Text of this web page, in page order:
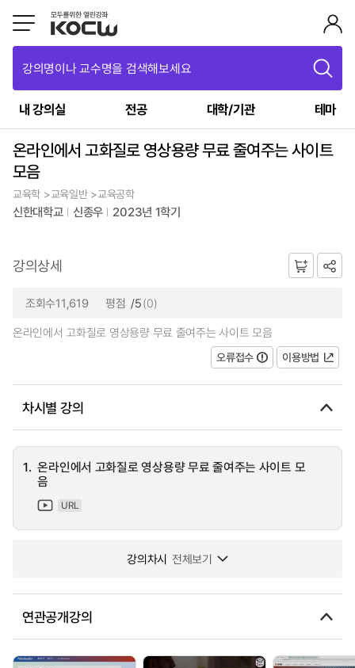
강의명이나 교수명을 검색해보세요
내 강의실 전공 대학/기관 테마
온라인에서 고화질로 영상용량 무료 줄여주는 사이트
모음
교육학 >교육일반 >교육공학
신한대학교 신종우 2023년 1학기
강의상세
조회수11,619 평점 /5(0)
온라인에서 고화질로 영상용량 무료 줄여주는 사이트 모음
오류접수
이용방법
차시별 강의
1. 온라인에서 고화질로 영상용량 무료 줄여주는 사이트 모
음
URL
강의차시 전체보기
연관공개강의